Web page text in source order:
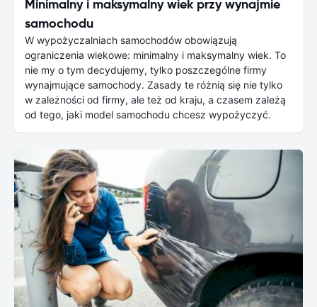
Minimalny i maksymalny wiek przy wynajmie
samochodu
W wypożyczalniach samochodów obowiązują
ograniczenia wiekowe: minimalny i maksymalny wiek. To
nie my o tym decydujemy, tylko poszczególne firmy
wynajmujące samochody. Zasady te różnią się nie tylko
w zależności od firmy, ale też od kraju, a czasem zależą
od tego, jaki model samochodu chcesz wypożyczyć.